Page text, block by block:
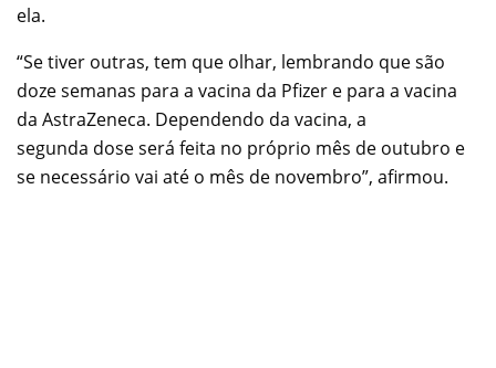
ela.
“Se tiver outras, tem que olhar, lembrando que são
doze semanas para a vacina da Pfizer e para a vacina
da AstraZeneca. Dependendo da vacina, a
segunda dose será feita no próprio mês de outubro e
se necessário vai até o mês de novembro”, afirmou.